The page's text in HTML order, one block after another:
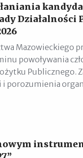
Działalności
Mazowieckiego
powoływania
Publicznego.
i porozumienia